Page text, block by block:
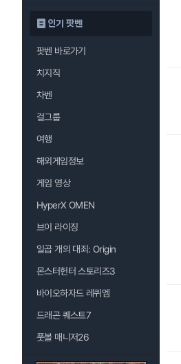
인기 팟벤
팟벤 바로가기
치지직
차벤
걸그룹
여행
해외게임정보
게임 영상
HyperX OMEN
브이 라이징
일곱 개의 대죄: Origin
몬스터헌터 스토리즈3
바이오하자드 레퀴엠
드래곤 퀘스트7
풋볼 매니저26